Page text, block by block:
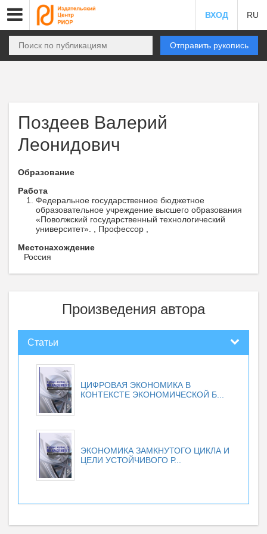
ВХОД RU
Отправить рукопись
Поздеев Валерий
Леонидович
Образование
Работа
Федеральное государственное бюджетное
образовательное учреждение высшего образования
«Поволжский государственный технологический
университет». , Профессор ,
Местонахождение
Россия
Произведения автора
Статьи
ЦИФРОВАЯ ЭКОНОМИКА В
КОНТЕКСТЕ ЭКОНОМИЧЕСКОЙ Б...
ЭКОНОМИКА ЗАМКНУТОГО ЦИКЛА И
ЦЕЛИ УСТОЙЧИВОГО Р...